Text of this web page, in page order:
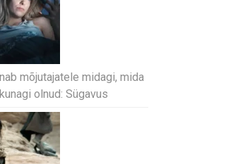
mõjutajatele midagi, mida
olnud: Sügavus